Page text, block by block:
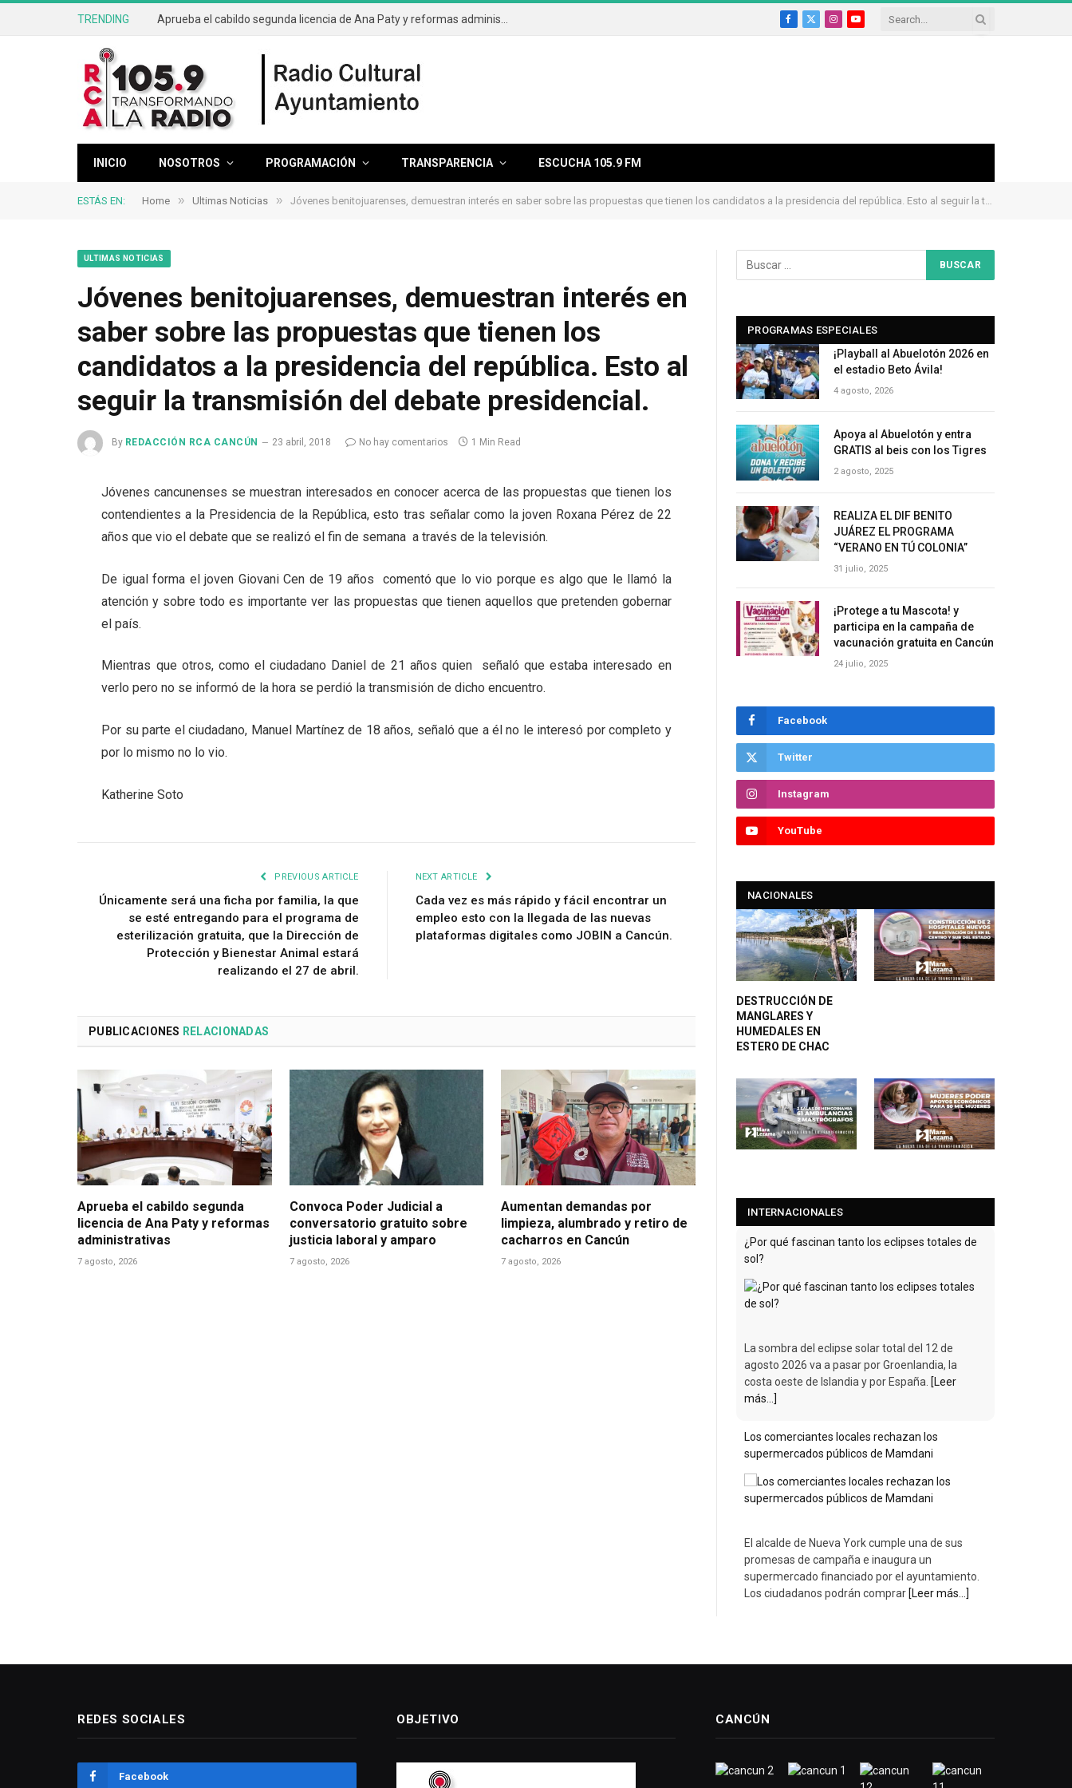
TRENDING
Facebook
X
InstagramYouTube
INICIO NOSOTROS PROGRAMACIÓN TRANSPARENCIA ESCUCHA 105.9 FM
ESTÁS EN: Home » Ultimas Noticias » Jóvenes benitojuarenses, demuestran interés en saber sobre las propuestas que tienen los candidatos a la presidencia del república. Esto al seguir la transmisión del debate presidencial.
ULTIMAS NOTICIAS
Jóvenes benitojuarenses, demuestran interés en
saber sobre las propuestas que tienen los
candidatos a la presidencia del república. Esto al
seguir la transmisión del debate presidencial.
By REDACCIÓN RCA CANCÚN 23 abril, 2018 No hay comentarios 1 Min Read
Jóvenes cancunenses se muestran interesados en conocer acerca de las propuestas que tienen los
contendientes a la Presidencia de la República, esto tras señalar como la joven Roxana Pérez de 22
años que vio el debate que se realizó el fin de semana a través de la televisión.
De igual forma el joven Giovani Cen de 19 años comentó que lo vio porque es algo que le llamó la
atención y sobre todo es importante ver las propuestas que tienen aquellos que pretenden gobernar
el país.
Mientras que otros, como el ciudadano Daniel de 21 años quien señaló que estaba interesado en
verlo pero no se informó de la hora se perdió la transmisión de dicho encuentro.
Por su parte el ciudadano, Manuel Martínez de 18 años, señaló que a él no le interesó por completo y
por lo mismo no lo vio.
Katherine Soto
PREVIOUS ARTICLE
Únicamente será una ficha por familia, la que
se esté entregando para el programa de
esterilización gratuita, que la Dirección de
Protección y Bienestar Animal estará
realizando el 27 de abril.
NEXT ARTICLE
Cada vez es más rápido y fácil encontrar un
empleo esto con la llegada de las nuevas
plataformas digitales como JOBIN a Cancún.
PUBLICACIONES RELACIONADAS
Aprueba el cabildo segunda
licencia de Ana Paty y reformas
administrativas
7 agosto, 2026
Convoca Poder Judicial a
conversatorio gratuito sobre
justicia laboral y amparo
7 agosto, 2026
Aumentan demandas por
limpieza, alumbrado y retiro de
cacharros en Cancún
7 agosto, 2026
PROGRAMAS ESPECIALES
¡Playball al Abuelotón 2026 en
el estadio Beto Ávila!
4 agosto, 2026
Apoya al Abuelotón y entra
GRATIS al beis con los Tigres
2 agosto, 2025
REALIZA EL DIF BENITO
JUÁREZ EL PROGRAMA
“VERANO EN TÚ COLONIA”
31 julio, 2025
¡Protege a tu Mascota! y
participa en la campaña de
vacunación gratuita en Cancún
24 julio, 2025
Facebook
Twitter
Instagram
YouTube
NACIONALES
DESTRUCCIÓN DE
MANGLARES Y
HUMEDALES EN
ESTERO DE CHAC
INTERNACIONALES
¿Por qué fascinan tanto los eclipses totales de
sol?
La sombra del eclipse solar total del 12 de
agosto 2026 va a pasar por Groenlandia, la
costa oeste de Islandia y por España. [Leer
más...]
Los comerciantes locales rechazan los
supermercados públicos de Mamdani
El alcalde de Nueva York cumple una de sus
promesas de campaña e inaugura un
supermercado financiado por el ayuntamiento.
Los ciudadanos podrán comprar [Leer más...]
REDES SOCIALES
Facebook
OBJETIVO CANCÚN